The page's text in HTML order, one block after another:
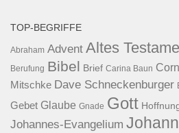
TOP-BEGRIFFE
Abraham Advent Altes
Berufung Bibel Brief Carina Baun
Mitschke Dave Schneckenburger
Gebet Glaube Gnade Gott
Johannes-Evangelium